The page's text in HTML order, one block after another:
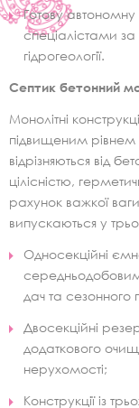
Готову
спеціалістами
гідрогеології.
Септик бетонний
Монолітні
підвищеним рівнем
відрізняються від
цілісністю,
рахунок важкої
випускаються у
Односекційні
середньодобовим
дач та сезонного
Двосекційні
додаткового
нерухомості;
Конструкції із